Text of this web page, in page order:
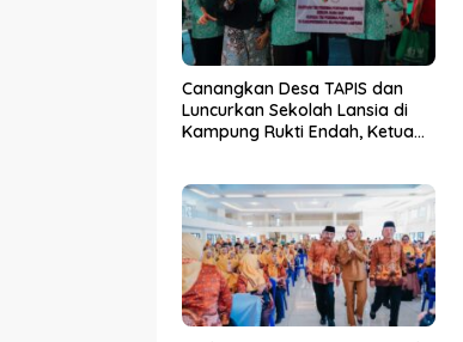
Canangkan Desa TAPIS dan
Luncurkan Sekolah Lansia di
Kampung Rukti Endah, Ketua
dari Desa